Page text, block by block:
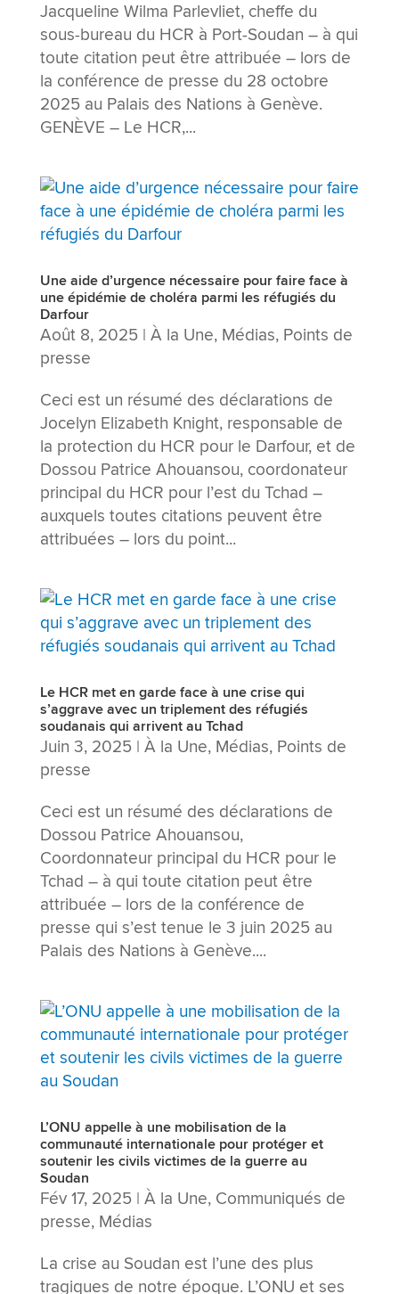
Jacqueline Wilma Parlevliet, cheffe du
sous-bureau du HCR à Port-Soudan – à qui
toute citation peut être attribuée – lors de
la conférence de presse du 28 octobre
2025 au Palais des Nations à Genève.
GENÈVE – Le HCR,...
Une aide d’urgence nécessaire pour faire face à
une épidémie de choléra parmi les réfugiés du
Darfour
Août 8, 2025| À la Une, Médias, Points de
presse
Ceci est un résumé des déclarations de
Jocelyn Elizabeth Knight, responsable de
la protection du HCR pour le Darfour, et de
Dossou Patrice Ahouansou, coordonateur
principal du HCR pour l’est du Tchad –
auxquels toutes citations peuvent être
attribuées – lors du point...
Le HCR met en garde face à une crise qui
s’aggrave avec un triplement des réfugiés
soudanais qui arrivent au Tchad
Juin 3, 2025| À la Une, Médias, Points de
presse
Ceci est un résumé des déclarations de
Dossou Patrice Ahouansou,
Coordonnateur principal du HCR pour le
Tchad – à qui toute citation peut être
attribuée – lors de la conférence de
presse qui s’est tenue le 3 juin 2025 au
Palais des Nations à Genève....
L’ONU appelle à une mobilisation de la
communauté internationale pour protéger et
soutenir les civils victimes de la guerre au
Soudan
Fév 17, 2025| À la Une, Communiqués de
presse, Médias
La crise au Soudan est l’une des plus
tragiques de notre époque. L’ONU et ses